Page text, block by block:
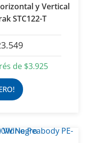
y Vertical
STC122-T
El
precio
actual
$23.549.
de $3.925